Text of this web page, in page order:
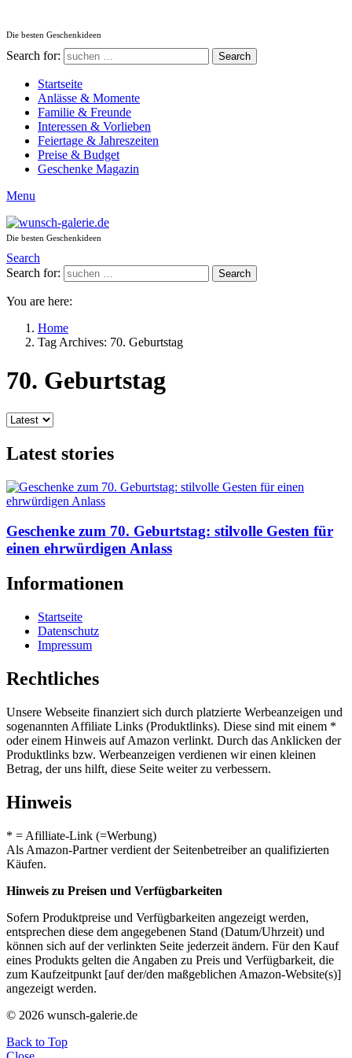
Die besten Geschenkideen
Search for: Search
Startseite
Anlässe & Momente
Familie & Freunde
Interessen & Vorlieben
Feiertage & Jahreszeiten
Preise & Budget
Geschenke Magazin
Menu
Die besten Geschenkideen
Search
Search for:
Search
You are here:
Home
Tag Archives: 70. Geburtstag
70. Geburtstag
Latest stories
Geschenke zum 70. Geburtstag: stilvolle Gesten für
einen ehrwürdigen Anlass
Informationen
Startseite
Datenschutz
Impressum
Rechtliches
Unsere Webseite finanziert sich durch platzierte Werbeanzeigen und
sogenannten Affiliate Links (Produktlinks). Diese sind mit einem *
oder einem Hinweis auf Amazon verlinkt. Durch das Anklicken der
Produktlinks bzw. Werbeanzeigen verdienen wir einen kleinen
Betrag, der uns hilft, diese Seite weiter zu verbessern.
Hinweis
* = Afilliate-Link (=Werbung)
Als Amazon-Partner verdient der Seitenbetreiber an qualifizierten
Käufen.
Hinweis zu Preisen und Verfügbarkeiten
Sofern Produktpreise und Verfügbarkeiten angezeigt werden,
entsprechen diese dem angegebenen Stand (Datum/Uhrzeit) und
können sich auf der verlinkten Seite jederzeit ändern. Für den Kauf
eines Produkts gelten die Angaben zu Preis und Verfügbarkeit, die
zum Kaufzeitpunkt [auf der/den maßgeblichen Amazon-Website(s)]
angezeigt werden.
© 2026 wunsch-galerie.de
Back to Top